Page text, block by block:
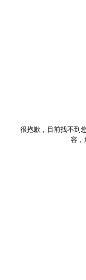
很抱歉，目前找不到
容，